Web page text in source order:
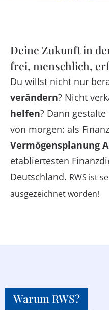
Deine Zukunft in
frei, menschlich,
Du willst nicht nur
verändern? Nicht
helfen? Dann
von morgen: als
Vermögensplanung
etabliertesten
Deutschland. RWS ist
ausgezeichnet worden!
Warum RWS?